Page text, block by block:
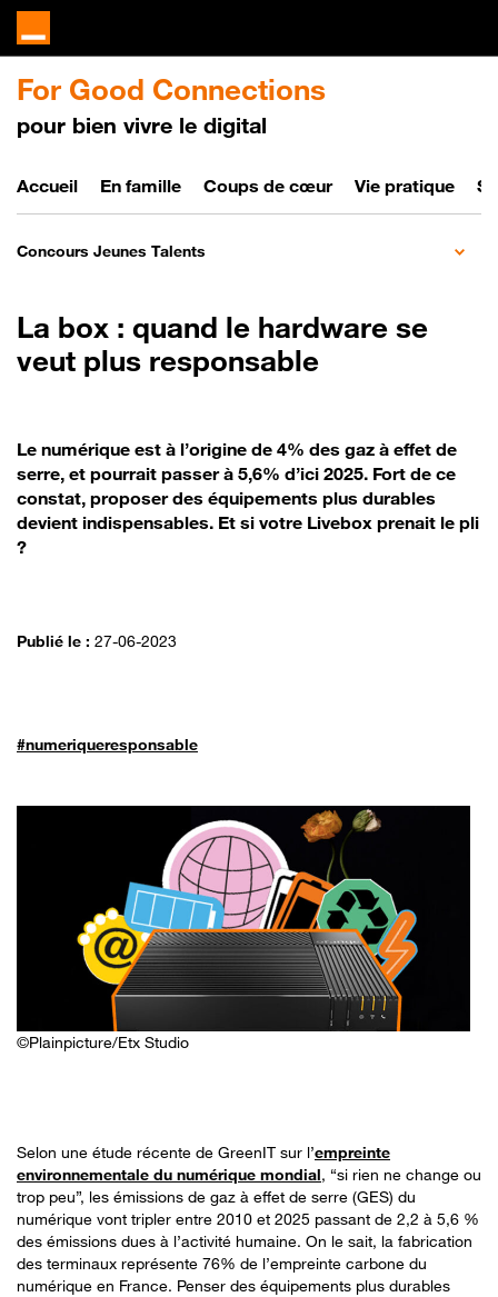
For Good Connections
pour bien vivre le digital
AccueilBien vivre le digital
En famille Coups de cœur Vie pratique
Concours Jeunes Talents
La box : quand le hardware se
veut plus responsable
Le numérique est à l’origine de 4% des gaz à effet de
serre, et pourrait passer à 5,6% d’ici 2025. Fort de ce
constat, proposer des équipements plus durables
devient indispensables. Et si votre Livebox prenait le pli
?
Publié le : 27-06-2023
#numeriqueresponsable
©Plainpicture/Etx Studio
Selon une étude récente de GreenIT sur l’empreinte
environnementale du numérique mondial, “si rien ne change ou
trop peu”, les émissions de gaz à effet de serre (GES) du
numérique vont tripler entre 2010 et 2025 passant de 2,2 à 5,6 %
des émissions dues à l’activité humaine. On le sait, la fabrication
des terminaux représente 76% de l’empreinte carbone du
numérique en France. Penser des équipements plus durables